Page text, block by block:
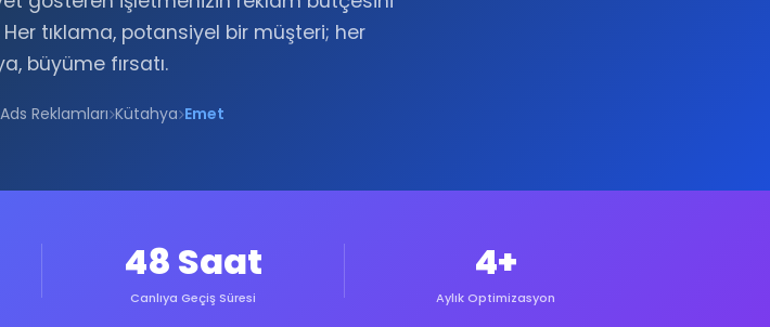
tıklama, potansiyel bir müşteri; her
büyüme fırsatı.
Reklamları Kütahya Emet
48 Saat
Canlıya Geçiş Süresi
4+
Aylık Optimizasyon